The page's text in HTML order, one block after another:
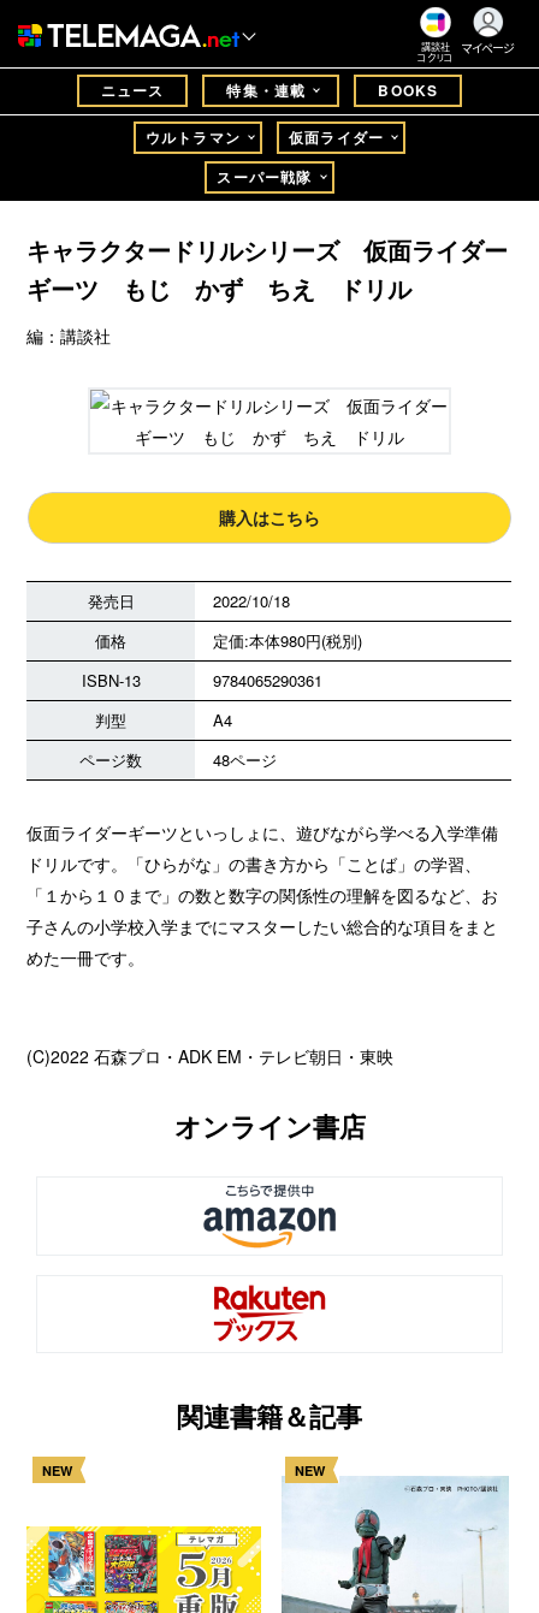
講談社
コクリコ
マイページ
ニュース 特集・連載 BOOKS
ウルトラマン
仮面ライダー
スーパー戦隊
キャラクタードリルシリーズ 仮面ライダー
ギーツ もじ かず ちえ ドリル
編：講談社
購入はこちら
発売日
2022/10/18
価格
定価:本体980円(税別)
ISBN-13
9784065290361
判型
A4
ページ数
48ページ
仮面ライダーギーツといっしょに、遊びながら学べる入学準備
ドリルです。「ひらがな」の書き方から「ことば」の学習、
「１から１０まで」の数と数字の関係性の理解を図るなど、お
子さんの小学校入学までにマスターしたい総合的な項目をまと
めた一冊です。
(C)2022 石森プロ・ADK EM・テレビ朝日・東映
オンライン書店
関連書籍＆記事
NEW NEW